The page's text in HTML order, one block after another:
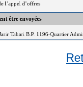
l’appel d’offres
être envoyées
Tabari B.P. 1196-Quartier